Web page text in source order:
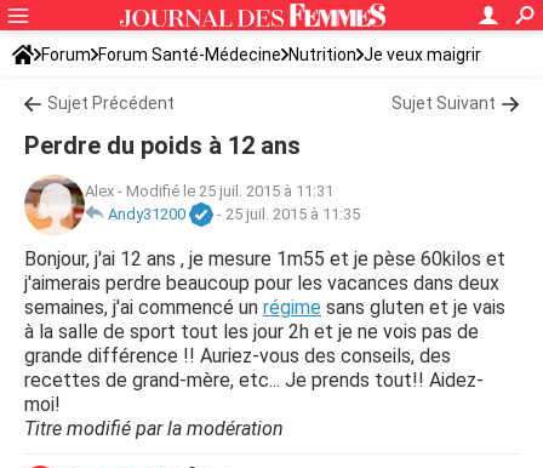
Forum Forum Santé-Médecine Nutrition Je veux maigrir
Sujet Précédent Sujet Suivant
Perdre du poids à 12 ans
Alex - Modifié le 25 juil. 2015 à 11:31
Andy31200
- 25 juil. 2015 à 11:35
Bonjour, j'ai 12 ans , je mesure 1m55 et je pèse 60kilos et
j'aimerais perdre beaucoup pour les vacances dans deux
semaines, j'ai commencé un régime sans gluten et je vais
à la salle de sport tout les jour 2h et je ne vois pas de
grande différence !! Auriez-vous des conseils, des
recettes de grand-mère, etc... Je prends tout!! Aidez-
moi!
Titre modifié par la modération